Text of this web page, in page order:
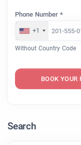
Phone Number *
+1
Without Country Code
BOOK YOUR
Search